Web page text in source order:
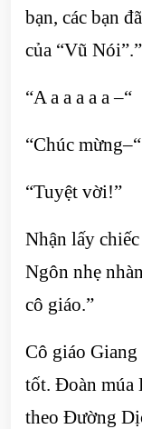
bạn, các bạn
của “Vũ Nói”.”
“A a a a a a –“
“Chúc mừng–“
“Tuyệt vời!”
Nhận lấy
Ngôn nhẹ
cô giáo.”
Cô giáo
tốt. Đoàn múa
theo Đường